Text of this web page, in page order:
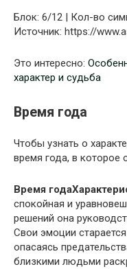
Блок: 6/12 | Кол-во
Источник: https://
Это интересно:
характер и судьба
Время года
Чтобы узнать о
время года, в которое
Время года
спокойная и
решений она
Свои эмоции
опасаясь
близкими людьми